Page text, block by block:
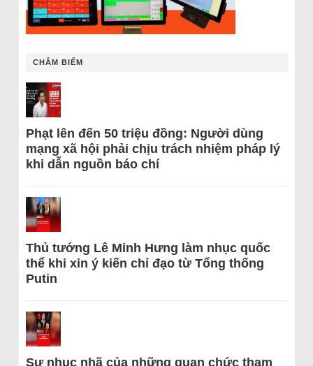
CHÂM BIẾM
Phạt lên đến 50 triệu đồng: Người dùng
mạng xã hội phải chịu trách nhiệm pháp lý
khi dẫn nguồn báo chí
Thủ tướng Lê Minh Hưng làm nhục quốc
thể khi xin ý kiến chỉ đạo từ Tổng thống
Putin
Sự nhục nhã của những quan chức tham